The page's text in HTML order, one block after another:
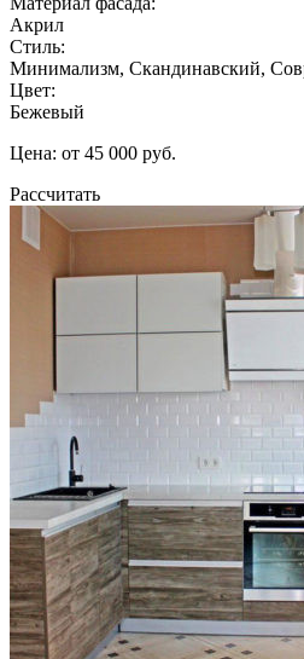
Акрил
Стиль:
Минимализм, Скандинавский,
Цвет:
Бежевый
Цена: от 45 000 руб.
Рассчитать